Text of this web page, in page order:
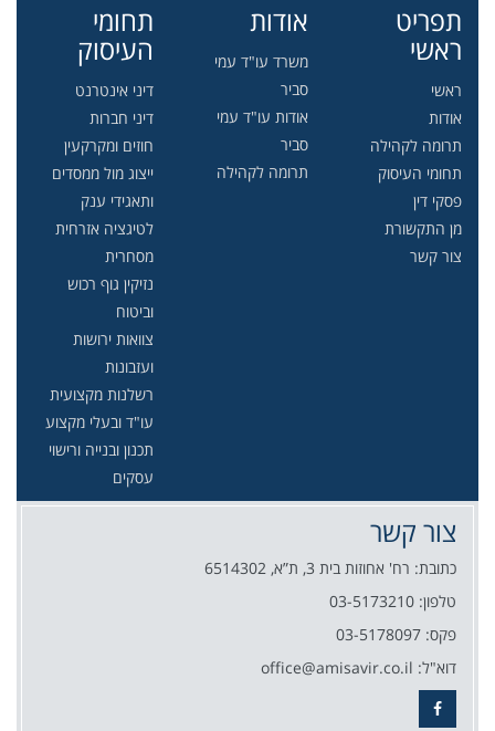
תפריט
ראשי
ראשי
אודות
תרומה לקהילה
תחומי העיסוק
פסקי דין
מן התקשורת
צור קשר
אודות
משרד עו"ד עמי
סביר
אודות עו"ד עמי
סביר
תרומה לקהילה
תחומי
העיסוק
דיני אינטרנט
דיני חברות
חוזים ומקרקעין
ייצוג מול ממסדים
ותאגידי ענק
לטיגציה אזרחית
מסחרית
נזיקין גוף רכוש
וביטוח
צוואות ירושות
ועזבונות
רשלנות מקצועית
עו"ד ובעלי מקצוע
תכנון ובנייה ורישוי
עסקים
צור קשר
כתובת: רח' אחוזות בית 3, ת”א, 6514302
טלפון: 03-5173210
פקס: 03-5178097
דוא"ל: office@amisavir.co.il